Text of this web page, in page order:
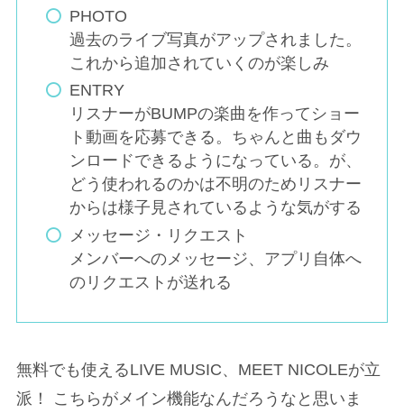
PHOTO
過去のライブ写真がアップされました。
これから追加されていくのが楽しみ
ENTRY
リスナーがBUMPの楽曲を作ってショー
ト動画を応募できる。ちゃんと曲もダウ
ンロードできるようになっている。が、
どう使われるのかは不明のためリスナー
からは様子見されているような気がする
メッセージ・リクエスト
メンバーへのメッセージ、アプリ自体へ
のリクエストが送れる
無料でも使えるLIVE MUSIC、MEET NICOLEが立
派！ こちらがメイン機能なんだろうなと思いま